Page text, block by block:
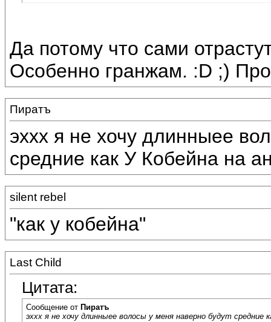
Да потому что сами
Особенно гранжам. :D ;)
Пиратъ
эххх я не хочу длинныее
средние как У Кобейна на
silent rebel
"как у кобейна"
Last Child
Цитата:
Сообщение от Пиратъ
эххх я не хочу длинныее волосы у меня наверно будут средние